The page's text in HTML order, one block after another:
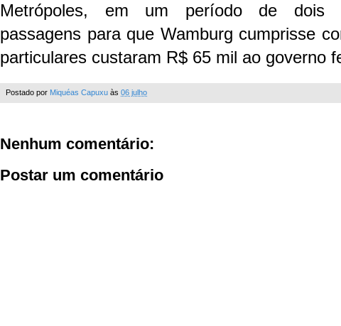
Metrópoles, em um período de dois
passagens para que Wamburg cumprisse
particulares custaram R$ 65 mil ao governo
Postado por Miquéas Capuxu às 06 julho
Nenhum comentário:
Postar um comentário